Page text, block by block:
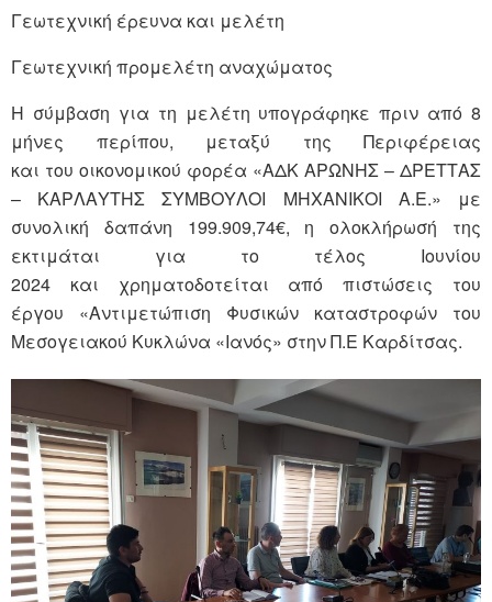
Γεωτεχνική έρευνα και μελέτη
Γεωτεχνική προμελέτη αναχώματος
Η σύμβαση για τη μελέτη υπογράφηκε πριν από 8
μήνες περίπου, μεταξύ της Περιφέρειας
και του οικονομικού φορέα «ΑΔΚ ΑΡΩΝΗΣ – ΔΡΕΤΤΑΣ
– ΚΑΡΛΑΥΤΗΣ ΣΥΜΒΟΥΛΟΙ ΜΗΧΑΝΙΚΟΙ Α.Ε.» με
συνολική δαπάνη 199.909,74€, η ολοκλήρωσή της
εκτιμάται για το τέλος Ιουνίου
2024 και χρηματοδοτείται από πιστώσεις του
έργου «Αντιμετώπιση Φυσικών καταστροφών του
Μεσογειακού Κυκλώνα «Ιανός» στην Π.Ε Καρδίτσας.